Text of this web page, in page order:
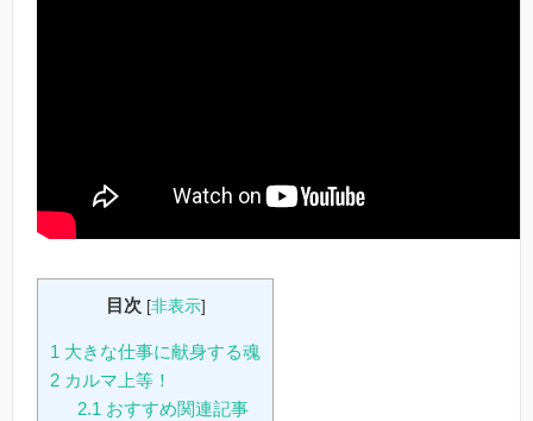
目次 [非表示]
1 大きな仕事に献身する魂
2 カルマ上等！
2.1 おすすめ関連記事